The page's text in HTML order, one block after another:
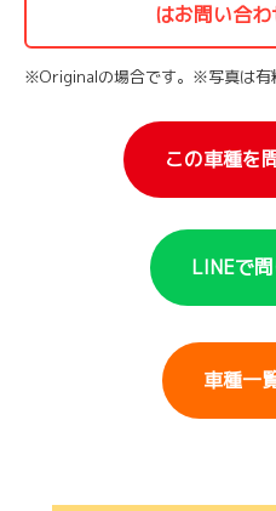
はお問い合わ
※Originalの場合です。※写真は有
この車種を
LINEで
車種一